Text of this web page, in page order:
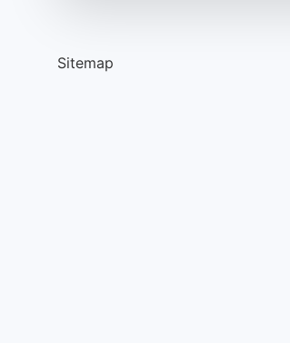
Sitemap